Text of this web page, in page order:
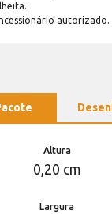
autorizado.
Altura
0,20 cm
Largura